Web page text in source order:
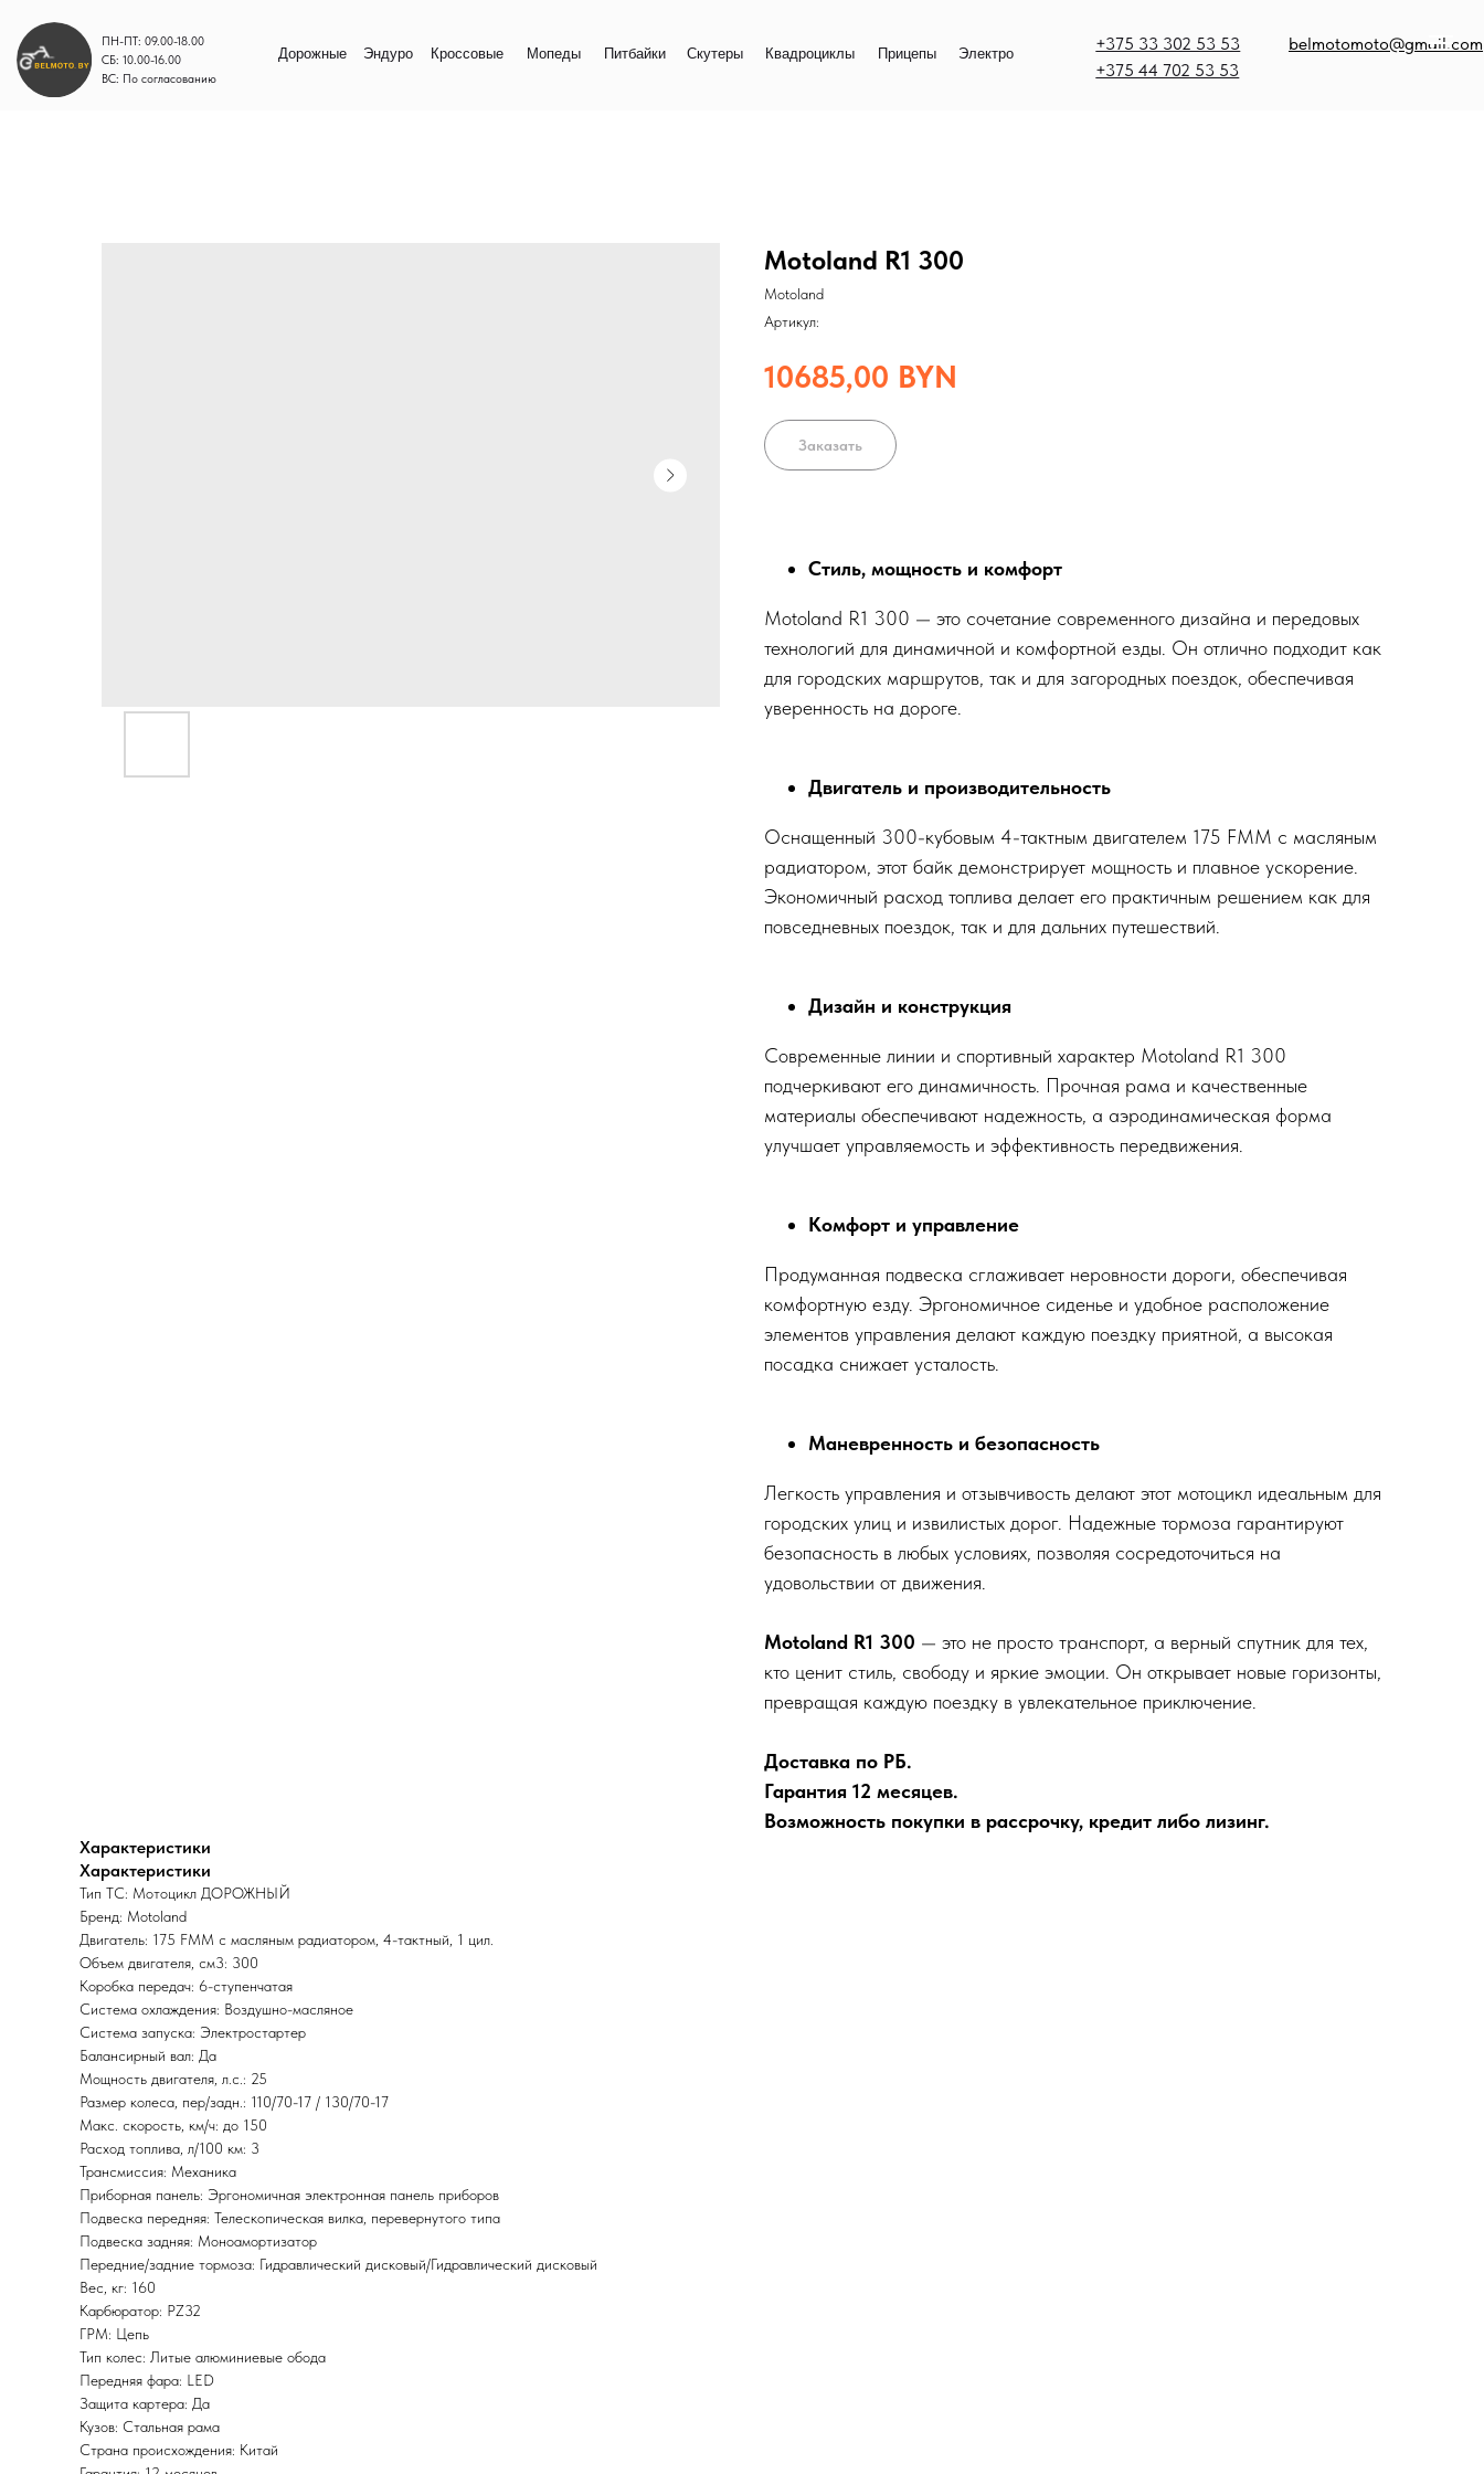
belmotomoto@gmail.com
+375 33 302 53 53
+375 44 702 53 53
ПН-ПТ: 09.00-18.00
СБ: 10.00-16.00
ВС: По согласованию
Дорожные Эндуро Кроссовые Мопеды Электро
Прицепы
Квадроциклы
Скутеры
Питбайки
Motoland R1 300
Motoland
Артикул:
10685,00 BYN
Заказать
Стиль, мощность и комфорт
Motoland R1 300 — это сочетание современного дизайна и передовых
технологий для динамичной и комфортной езды. Он отлично подходит как
для городских маршрутов, так и для загородных поездок, обеспечивая
уверенность на дороге.
Двигатель и производительность
Оснащенный 300-кубовым 4-тактным двигателем 175 FMM с масляным
радиатором, этот байк демонстрирует мощность и плавное ускорение.
Экономичный расход топлива делает его практичным решением как для
повседневных поездок, так и для дальних путешествий.
Дизайн и конструкция
Современные линии и спортивный характер Motoland R1 300
подчеркивают его динамичность. Прочная рама и качественные
материалы обеспечивают надежность, а аэродинамическая форма
улучшает управляемость и эффективность передвижения.
Комфорт и управление
Продуманная подвеска сглаживает неровности дороги, обеспечивая
комфортную езду. Эргономичное сиденье и удобное расположение
элементов управления делают каждую поездку приятной, а высокая
посадка снижает усталость.
Маневренность и безопасность
Легкость управления и отзывчивость делают этот мотоцикл идеальным для
городских улиц и извилистых дорог. Надежные тормоза гарантируют
безопасность в любых условиях, позволяя сосредоточиться на
удовольствии от движения.
Motoland R1 300 — это не просто транспорт, а верный спутник для тех,
кто ценит стиль, свободу и яркие эмоции. Он открывает новые горизонты,
превращая каждую поездку в увлекательное приключение.
Доставка по РБ.
Гарантия 12 месяцев.
Возможность покупки в рассрочку, кредит либо лизинг.
Характеристики
Характеристики
Тип ТС: Мотоцикл ДОРОЖНЫЙ
Бренд: Motoland
Двигатель: 175 FMM с масляным радиатором, 4-тактный, 1 цил.
Объем двигателя, см3: 300
Коробка передач: 6-ступенчатая
Система охлаждения: Воздушно-масляное
Система запуска: Электростартер
Балансирный вал: Да
Мощность двигателя, л.с.: 25
Размер колеса, пер/задн.: 110/70-17 / 130/70-17
Макс. скорость, км/ч: до 150
Расход топлива, л/100 км: 3
Трансмиссия: Механика
Приборная панель: Эргономичная электронная панель приборов
Подвеска передняя: Телескопическая вилка, перевернутого типа
Подвеска задняя: Моноамортизатор
Передние/задние тормоза: Гидравлический дисковый/Гидравлический дисковый
Вес, кг: 160
Карбюратор: PZ32
ГРМ: Цепь
Тип колес: Литые алюминиевые обода
Передняя фара: LED
Защита картера: Да
Кузов: Стальная рама
Страна происхождения: Китай